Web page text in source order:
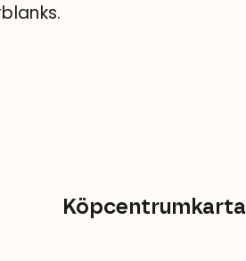
Köpcentrumkarta